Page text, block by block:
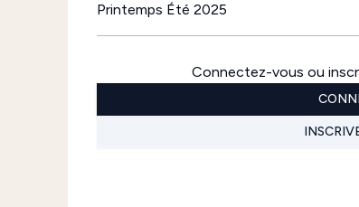
Printemps Été 2025
Connectez-vous ou